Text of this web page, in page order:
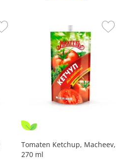
Tomaten Ketchup, Macheev,
270 ml